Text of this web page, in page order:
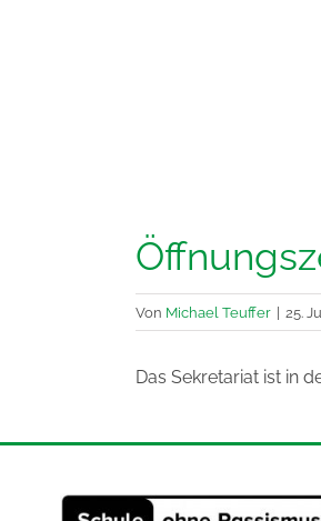
Von Michael Teuffer | 25.
Das Sekretariat ist in